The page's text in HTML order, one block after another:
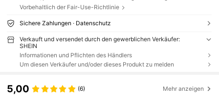
Vorbehaltlich der Fair-Use-Richtlinie
Sichere Zahlungen · Datenschutz
Verkauft und versendet durch den gewerblichen Verkäufer:
SHEIN
Informationen und Pflichten des Händlers
Um diesen Verkäufer und/oder dieses Produkt zu melden
5,00 (6) Mehr anzeigen